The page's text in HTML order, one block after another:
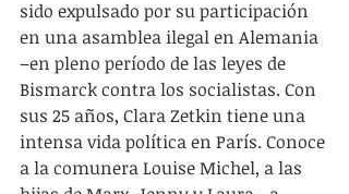
sido expulsado por su participación
en una asamblea ilegal en Alemania
–en pleno período de las leyes de
Bismarck contra los socialistas. Con
sus 25 años, Clara Zetkin tiene una
intensa vida política en París. Conoce
a la comunera Louise Michel, a las